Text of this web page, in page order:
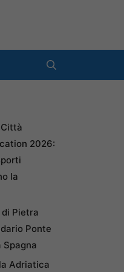
2026:
la
Pietra
Ponte
Spagna
Adriatica